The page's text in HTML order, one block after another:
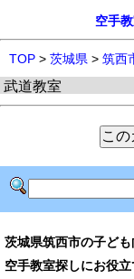
空手
TOP > 茨城県 > 筑西
茨城県筑西市の子ど
空手教室探しにお役立